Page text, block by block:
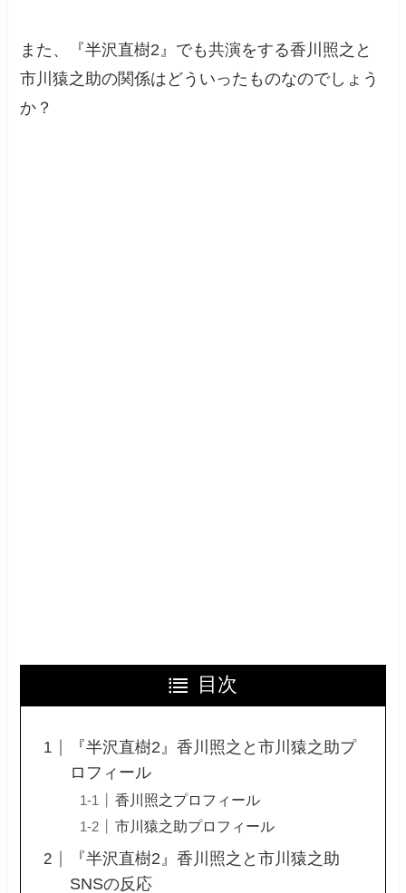
また、『半沢直樹2』でも共演をする香川照之と
市川猿之助の関係はどういったものなのでしょう
か？
目次
『半沢直樹2』香川照之と市川猿之助プ
ロフィール
香川照之プロフィール
市川猿之助プロフィール
『半沢直樹2』香川照之と市川猿之助
SNSの反応